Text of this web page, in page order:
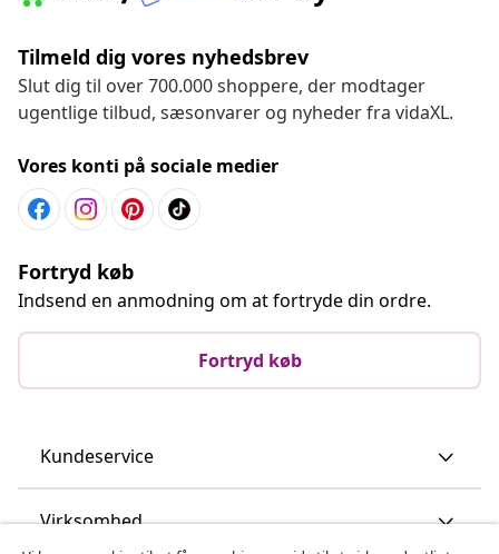
Tilmeld dig vores nyhedsbrev
Slut dig til over 700.000 shoppere, der modtager
ugentlige tilbud, sæsonvarer og nyheder fra vidaXL.
Vores konti på sociale medier
Fortryd køb
Indsend en anmodning om at fortryde din ordre.
Fortryd køb
Kundeservice
Virksomhed